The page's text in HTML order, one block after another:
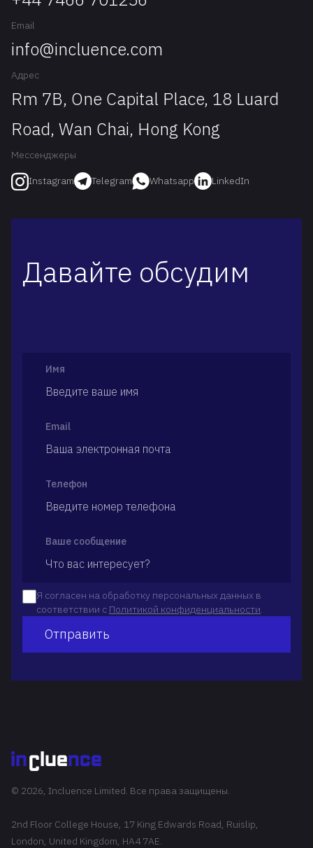
Email
info@incluence.com
Адрес
Rm 7B, One Capital Place, 18 Luard
Road, Wan Chai, Hong Kong
Мессенджеры
Instagram Telegram Whatsapp LinkedIn
Давайте обсудим
Имя
Email
Телефон
Ваше сообщение
Я согласен на обработку персональных данных в
соответствии с Политикой конфиденциальности.
Отправить
© 2026, Incluence Limited. Все права защищены.
2nd Floor College House, 17 King Edwards Road, Ruislip,
London, United Kingdom, HA4 7AE.